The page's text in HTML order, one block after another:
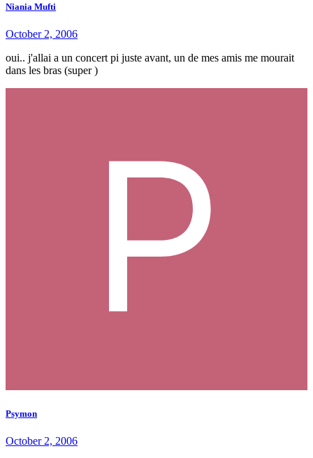
Niania Mufti
October 2, 2006
oui.. j'allai a un concert pi juste avant, un de mes amis me mourait
dans les bras (super )
Psymon
October 2, 2006